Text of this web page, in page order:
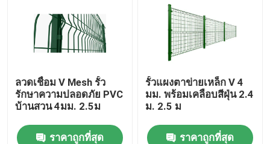
ลวดเชื่อม V Mesh รั้ว
รักษาความปลอดภัย PVC
บ้านสวน 4มม. 2.5ม
ราคาถูกที่สุด
รั้วแผงตาข่ายเหล็ก V 4
มม. พร้อมเคลือบสีฝุ่น 2.4
ม. 2.5 ม
ราคาถูกที่สุด